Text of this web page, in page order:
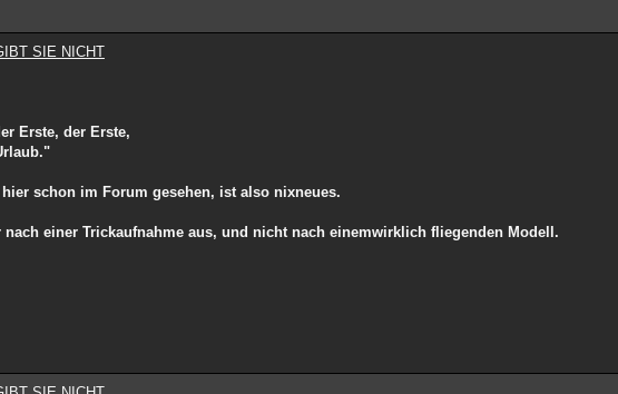
SIE NICHT
Erste, der Erste,
schon im Forum gesehen, ist also nixneues.
einer Trickaufnahme aus, und nicht nach einemwirklich fliegenden Modell.